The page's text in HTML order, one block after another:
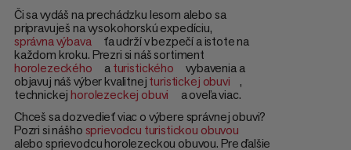
Či sa vydáš na prechádzku lesom alebo sa
pripravuješ na vysokohorskú expedíciu,
správna výbava
ťa udrží v bezpečí a istote na
každom kroku. Prezri si náš sortiment
horolezeckého
aturistického
vybavenia a
objavuj náš výber kvalitnejturistickej obuvi
,
technickejhorolezeckej obuvi
a oveľa viac.
Chceš sa dozvedieť viac o výbere správnej obuvi?
Pozri si nášhosprievodcu turistickou obuvou
alebo sprievodcu horolezeckou obuvou. Pre ďalšie